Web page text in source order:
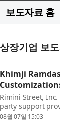
보도자료 홈
상장기업 보
Khimji
Rimini Street,
party support
of Oman’s largest
08월 07일 15:03